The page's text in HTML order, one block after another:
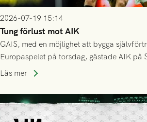
2026-07-19 15:14
Tung förlust mot AIK
GAIS, med en möjlighet att bygga
Europaspelet på torsdag, gästade AIK på
Stockholm . Men trots konstant hotande i
lyckades få in 2-0.
Läs mer